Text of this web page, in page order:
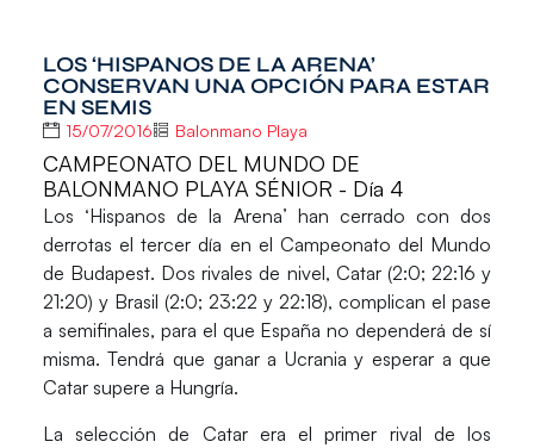
LOS ‘HISPANOS DE LA ARENA’
CONSERVAN UNA OPCIÓN PARA ESTAR
EN SEMIS
15/07/2016 Balonmano Playa
CAMPEONATO DEL MUNDO DE
BALONMANO PLAYA SÉNIOR - Día 4
Los ‘Hispanos de la Arena’ han cerrado con dos
derrotas el tercer día en el Campeonato del Mundo
de Budapest. Dos rivales de nivel, Catar(2:0; 22:16 y
21:20) y Brasil (2:0; 23:22 y 22:18), complican el pase
a semifinales, para el que España no dependerá de sí
misma. Tendrá que ganar a Ucrania y esperar a que
Catar supere a Hungría.
La selección de Catar era el primer rival de los